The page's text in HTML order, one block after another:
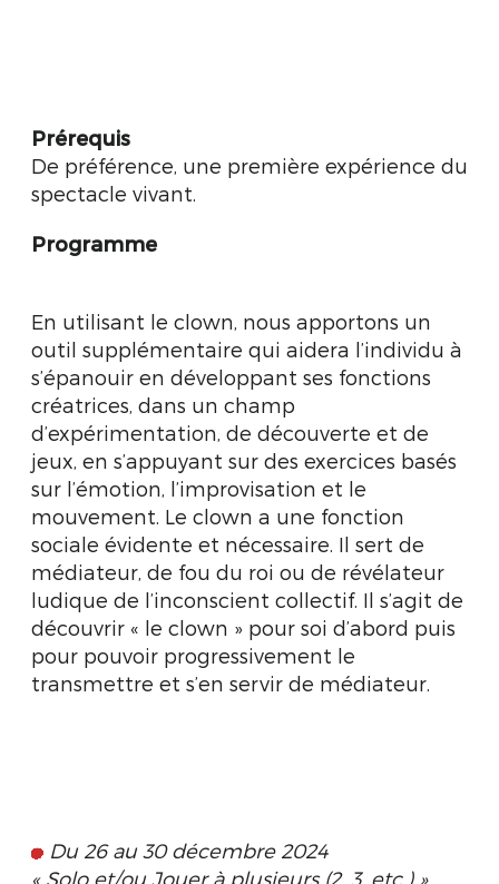
Prérequis
De préférence, une première expérience du
spectacle vivant.
Programme
En utilisant le clown, nous apportons un
outil supplémentaire qui aidera l’individu à
s’épanouir en développant ses fonctions
créatrices, dans un champ
d’expérimentation, de découverte et de
jeux, en s’appuyant sur des exercices basés
sur l’émotion, l’improvisation et le
mouvement. Le clown a une fonction
sociale évidente et nécessaire. Il sert de
médiateur, de fou du roi ou de révélateur
ludique de l’inconscient collectif. Il s’agit de
découvrir « le clown » pour soi d’abord puis
pour pouvoir progressivement le
transmettre et s’en servir de médiateur.
Du 26 au 30 décembre 2024
« Solo et/ou Jouer à plusieurs (2, 3, etc.) »